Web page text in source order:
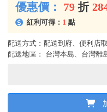
優惠價： 79 折
紅利可得： 1 點
配送方式：配送到府、便利店
配送地區： 台灣本島、台灣離